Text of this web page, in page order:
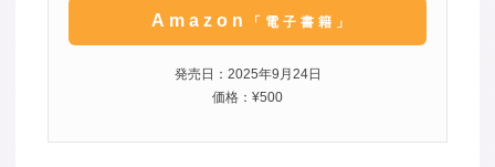
Amazon 「電子書籍」
発売日：2025年9月24日
価格：¥500